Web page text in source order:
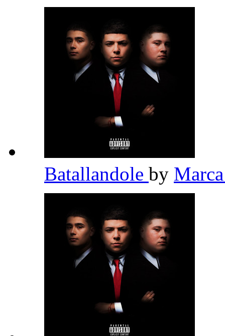
Batallandole by